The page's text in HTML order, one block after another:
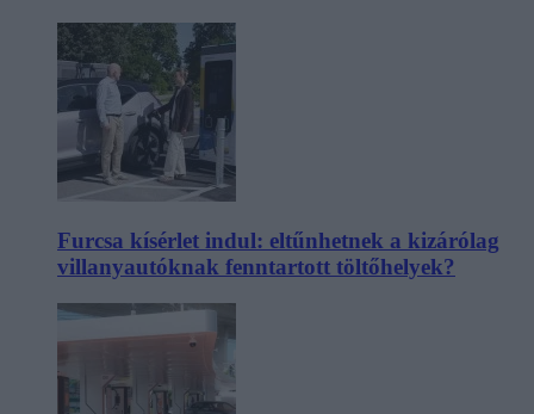
Furcsa kísérlet indul: eltűnhetnek a kizárólag
villanyautóknak fenntartott töltőhelyek?